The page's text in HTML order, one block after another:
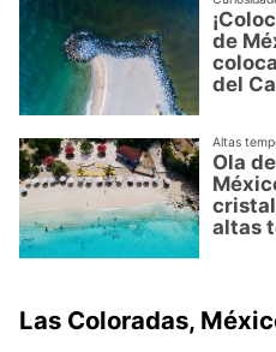
de
del
Altas
Ola
altas
Las Coloradas,